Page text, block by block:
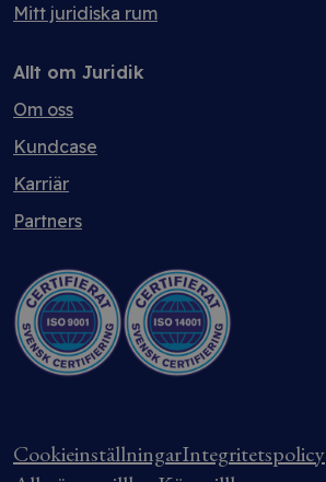
Mitt juridiska rum
Allt om Juridik
Om oss
Kundcase
Karriär
Partners
CookieinställningarIntegritetspolicy